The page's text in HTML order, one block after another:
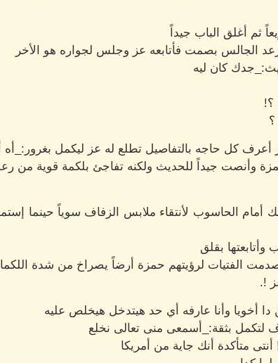
ثم أغلق الباب جيداً
الجالس بصمت فأتابعه عز وجلس لجواره هو الأخر
كان ليه
؟!
كل حاجه بالتفاصيل تطلع له عز ليكمل بغرور:_أه
وأنصت جيداً للحديث ولكنه تفاجئ بلكمة قوية من
أمام الحاسوب لأنتقاء ملابس الزفاف سوياً حينما
بقلق
الفتيات لرؤيتهم حمزة أرضاً يصراخ من شدة
!.
أخويا وأنا عارفه أي حد هيتدخل هيخلص عليه
لتكمل بثقة:_أسمعى منى تعالى نخلع
متأكدة أنك جاية من أمريكا